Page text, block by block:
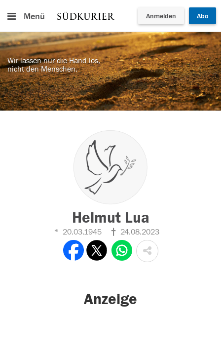
Menü Anmelden Abo
Wir lassen nur die Hand los,
nicht den Menschen.
Helmut Lua
20.03.1945 24.08.2023
Anzeige